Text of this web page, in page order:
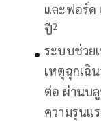
และฟอร์ด
ปี2
ระบบช่วย
เหตุฉุกเฉิ
ต่อ ผ่านบ
ความรุนแ